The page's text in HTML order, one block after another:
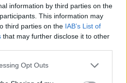
information by third parties on the
This information may
third parties on the IAB’s List of
that may further disclose it to other
Opt Outs
από… χαρτί: Κι όμως, τα φώτα του
«Γλυπτό» 1.600 ίππων